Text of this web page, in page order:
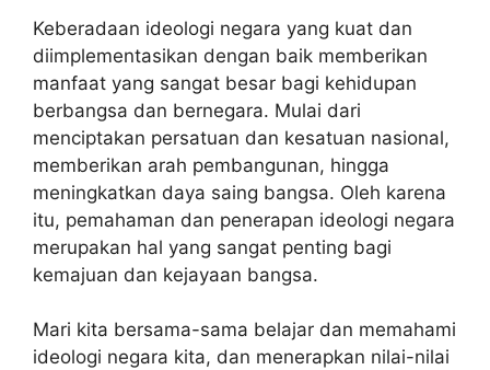
Keberadaan ideologi negara yang kuat dan
diimplementasikan dengan baik memberikan
manfaat yang sangat besar bagi kehidupan
berbangsa dan bernegara. Mulai dari
menciptakan persatuan dan kesatuan nasional,
memberikan arah pembangunan, hingga
meningkatkan daya saing bangsa. Oleh karena
itu, pemahaman dan penerapan ideologi negara
merupakan hal yang sangat penting bagi
kemajuan dan kejayaan bangsa.
Mari kita bersama-sama belajar dan memahami
ideologi negara kita, dan menerapkan nilai-nilai